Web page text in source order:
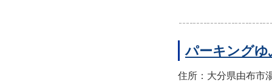
パーキングゆ
住所：大分県由布市